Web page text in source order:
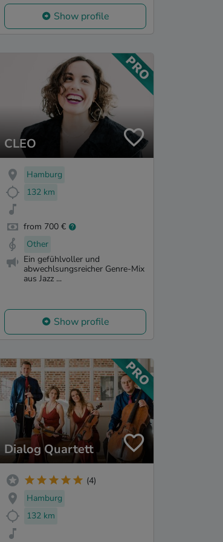
Show profile
CLEO
Hamburg
132 km
from 700 €
Other
Ein gefühlvoller und
abwechlsungsreicher Genre-Mix
aus Jazz ...
Show profile
Dialog Quartett
(4)
Hamburg
132 km